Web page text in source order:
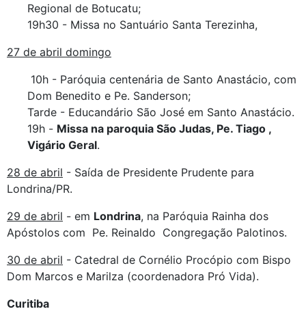
Regional de Botucatu;
19h30 - Missa no Santuário Santa Terezinha,
27 de abril domingo
10h - Paróquia centenária de Santo Anastácio, com
Dom Benedito e Pe. Sanderson;
Tarde - Educandário São José em Santo Anastácio.
19h - Missa na paroquia São Judas, Pe. Tiago ,
Vigário Geral.
28 de abril - Saída de Presidente Prudente para
Londrina/PR.
29 de abril - em Londrina, na Paróquia Rainha dos
Apóstolos com Pe. Reinaldo Congregação Palotinos.
30 de abril - Catedral de Cornélio Procópio com Bispo
Dom Marcos e Marilza (coordenadora Pró Vida).
Curitiba